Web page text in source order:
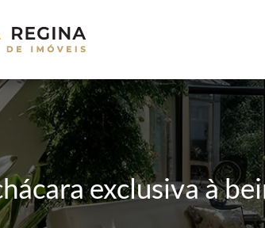
exclusiva à